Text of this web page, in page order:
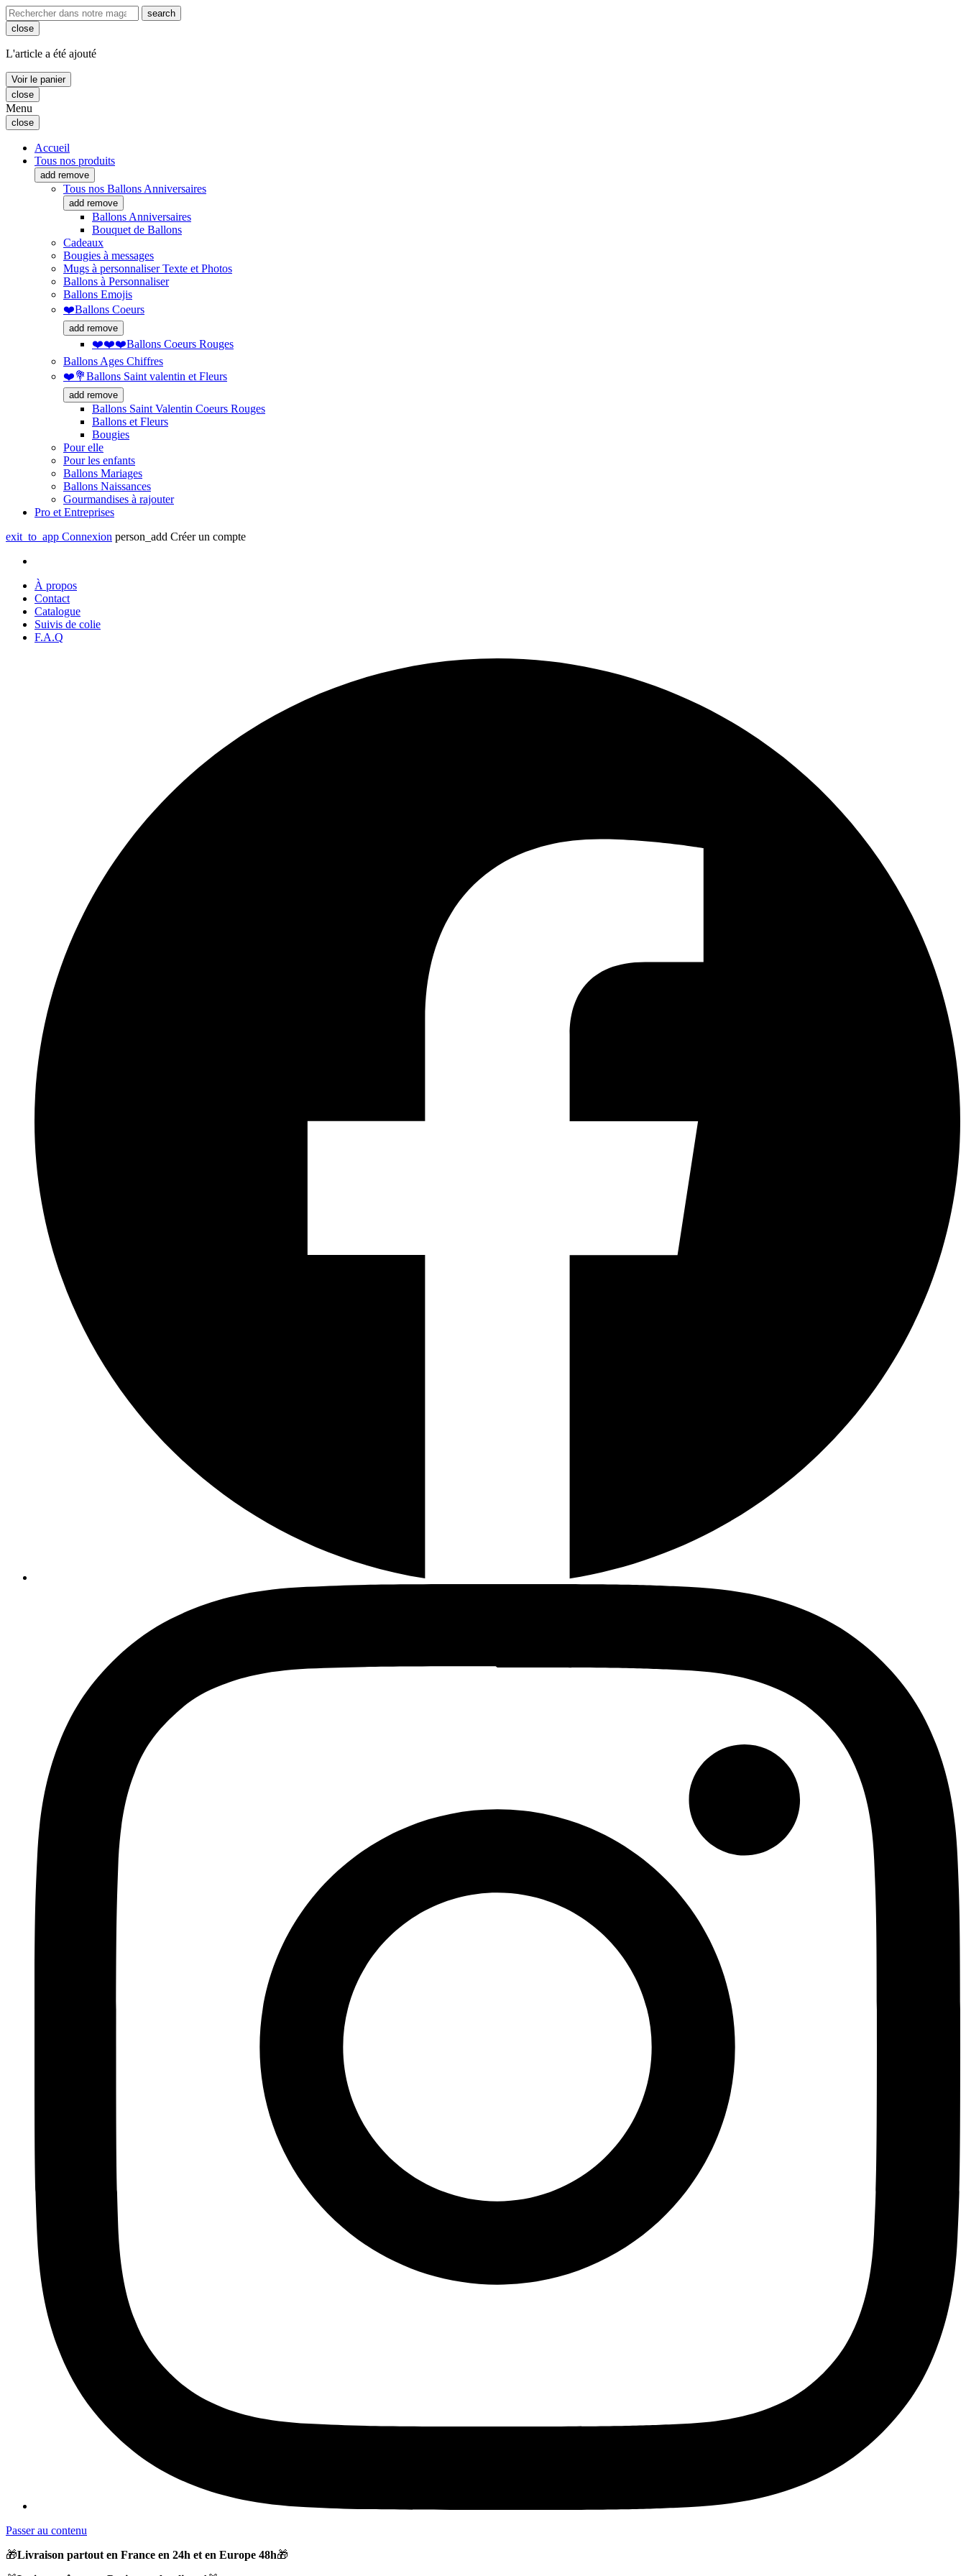
search
close
L'article a été ajouté
Voir le panier
close
Menu
close
Accueil
Tous nos produits
add remove
Tous nos Ballons Anniversaires
add remove
Ballons Anniversaires
Bouquet de Ballons
Cadeaux
Bougies à messages
Mugs à personnaliser Texte et Photos
Ballons à Personnaliser
Ballons Emojis
❤️Ballons Coeurs
add remove
❤️❤️❤️Ballons Coeurs Rouges
Ballons Ages Chiffres
❤️💐Ballons Saint valentin et Fleurs
add remove
Ballons Saint Valentin Coeurs Rouges
Ballons et Fleurs
Bougies
Pour elle
Pour les enfants
Ballons Mariages
Ballons Naissances
Gourmandises à rajouter
Pro et Entreprises
exit_to_app Connexion person_add Créer un compte
À propos
Contact
Catalogue
Suivis de colie
F.A.Q
Passer au contenu
🎁Livraison partout en France en 24h et en Europe 48h🎁